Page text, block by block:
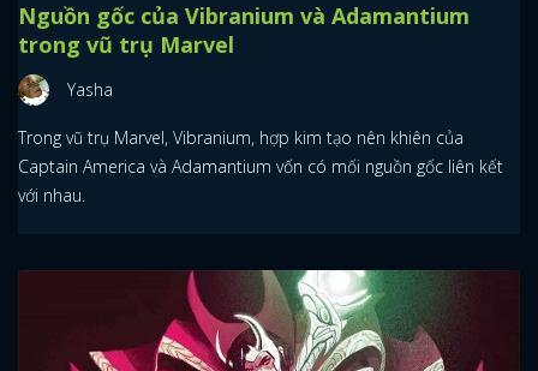
Nguồn gốc của Vibranium và Adamantium
trong vũ trụ Marvel
Yasha
Trong vũ trụ Marvel, Vibranium, hợp kim tạo nên khiên của
Captain America và Adamantium vốn có mối nguồn gốc liên kết
với nhau.